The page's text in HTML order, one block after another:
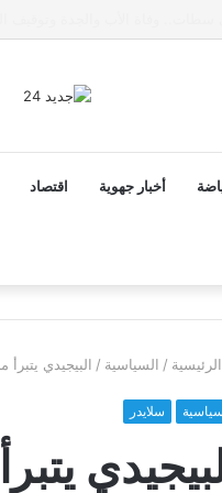
أخبار جهوية اقتصاد
الرئيسية / السياسية / البيجيدي
سلايدر